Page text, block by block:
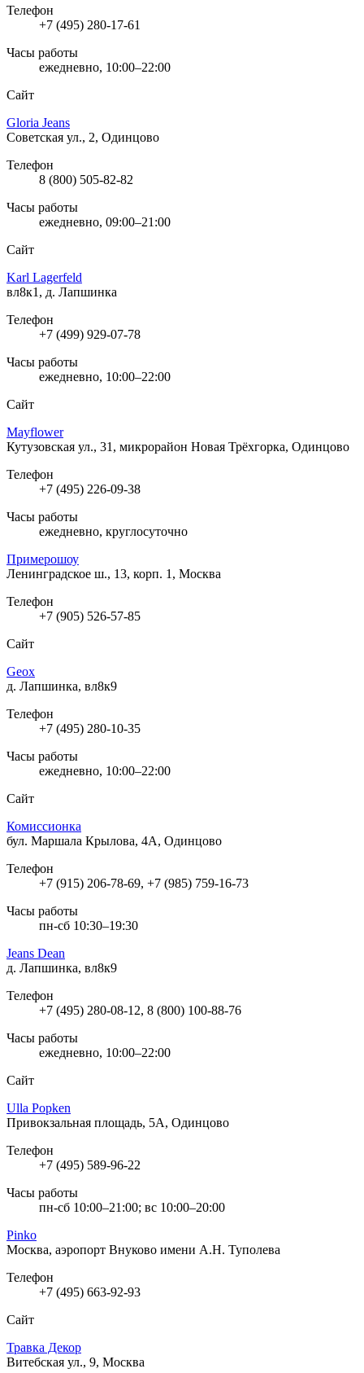
Телефон
+7 (495) 280-17-61
Часы работы
ежедневно, 10:00–22:00
Сайт
Gloria Jeans
Советская ул., 2, Одинцово
Телефон
8 (800) 505-82-82
Часы работы
ежедневно, 09:00–21:00
Сайт
Karl Lagerfeld
вл8к1, д. Лапшинка
Телефон
+7 (499) 929-07-78
Часы работы
ежедневно, 10:00–22:00
Сайт
Mayflower
Кутузовская ул., 31, микрорайон Новая Трёхгорка, Одинцово
Телефон
+7 (495) 226-09-38
Часы работы
ежедневно, круглосуточно
Примерошоу
Ленинградское ш., 13, корп. 1, Москва
Телефон
+7 (905) 526-57-85
Сайт
Geox
д. Лапшинка, вл8к9
Телефон
+7 (495) 280-10-35
Часы работы
ежедневно, 10:00–22:00
Сайт
Комиссионка
бул. Маршала Крылова, 4А, Одинцово
Телефон
+7 (915) 206-78-69, +7 (985) 759-16-73
Часы работы
пн-сб 10:30–19:30
Jeans Dean
д. Лапшинка, вл8к9
Телефон
+7 (495) 280-08-12, 8 (800) 100-88-76
Часы работы
ежедневно, 10:00–22:00
Сайт
Ulla Popken
Привокзальная площадь, 5А, Одинцово
Телефон
+7 (495) 589-96-22
Часы работы
пн-сб 10:00–21:00; вс 10:00–20:00
Pinko
Москва, аэропорт Внуково имени А.Н. Туполева
Телефон
+7 (495) 663-92-93
Сайт
Травка Декор
Витебская ул., 9, Москва